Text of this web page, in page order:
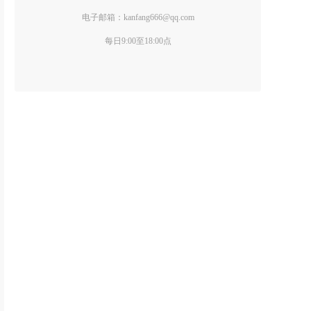
电子邮箱：kanfang666@qq.com
每日9:00至18:00点